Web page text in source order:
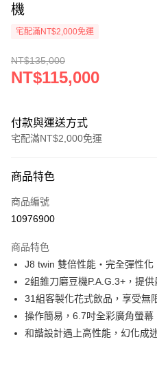
機
宅配滿NT$2,000免運
NT$135,000
NT$115,000
付款與運送方式
宅配滿NT$2,000免運
信用卡一次付款
ATM付款
運送方式
郵局、新竹物流
每筆NT$150，滿NT$2,000(含以
商品特色
商品編號
10976900
商品特色
J8 twin 雙倍性能‧完全彈性化
2組錐刀磨豆機P.A.G.3+，提
31組客製化花式飲品，享受無
操作簡易，6.7吋全彩廣角螢幕
和諧設計遇上高性能，幻化成